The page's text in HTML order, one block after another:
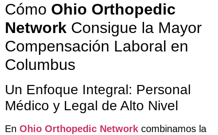
Cómo Ohio Orthopedic
Network Consigue la Mayor
Compensación Laboral en
Columbus
Un Enfoque Integral: Personal
Médico y Legal de Alto Nivel
En Ohio Orthopedic Network combinamos la